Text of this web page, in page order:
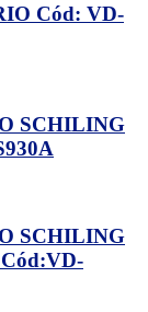
Cód: VD-
SCHILING
SCHILING